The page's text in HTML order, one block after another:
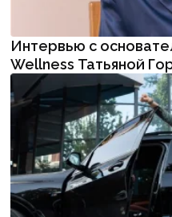
Интервью с
Wellness Татьяной